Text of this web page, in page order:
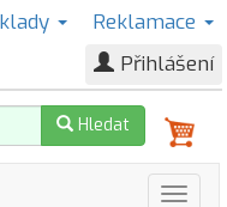
Reklamace
Přihlášení
Hledat